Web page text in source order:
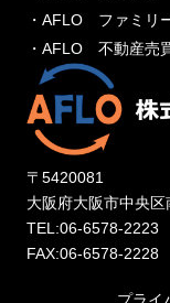
・AFLO ファミリ
・AFLO 不動産売
〒5420081
大阪府大阪市中央
TEL:06-6578-2223
FAX:06-6578-2228